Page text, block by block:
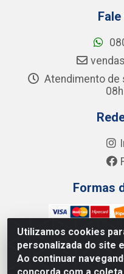
Utilizamos cookies
personalizada do site
Ao continuar
Atendimento de
Formas
Junco Industria e
Mariano, 505 - Distrito